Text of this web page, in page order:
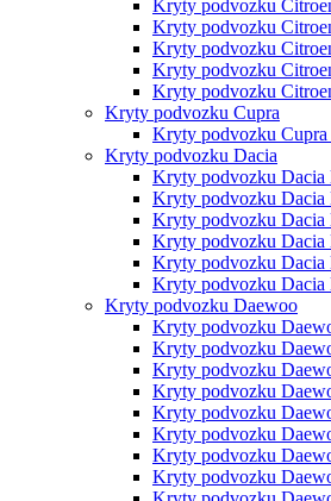
Kryty podvozku
Kryty podvozku
Kryty podvozku
Kryty podvozku
Kryty podvozku
Kryty podvozku Cupra
Kryty podvozku Cupra
Kryty podvozku Dacia
Kryty podvozku Dacia
Kryty podvozku Dacia
Kryty podvozku Dacia
Kryty podvozku Dacia
Kryty podvozku Dacia
Kryty podvozku Dacia
Kryty podvozku Daewoo
Kryty podvozku
Kryty podvozku
Kryty podvozku
Kryty podvozku
Kryty podvozku
Kryty podvozku
Kryty podvozku
Kryty podvozku